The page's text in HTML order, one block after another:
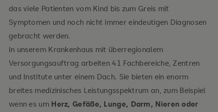
das viele Patienten vom Kind bis zum Greis mit
Symptomen und noch nicht immer eindeutigen Diagnosen
gebracht werden.
In unserem Krankenhaus mit überregionalem
Versorgungsauftrag arbeiten 41 Fachbereiche, Zentren
und Institute unter einem Dach. Sie bieten ein enorm
breites medizinisches Leistungsspektrum an, zum Beispiel
wenn es um Herz, Gefäße, Lunge, Darm, Nieren oder